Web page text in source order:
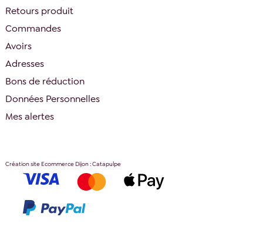
Retours produit
Commandes
Avoirs
Adresses
Bons de réduction
Données Personnelles
Mes alertes
Création site Ecommerce Dijon : Catapulpe